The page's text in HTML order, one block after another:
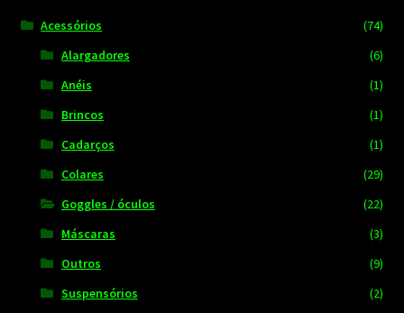
Acessórios
(74)
Alargadores
(6)
Anéis
(1)
Brincos
(1)
Cadarços
(1)
Colares
(29)
Goggles / óculos
(22)
Máscaras
(3)
Outros
(9)
Suspensórios
(2)